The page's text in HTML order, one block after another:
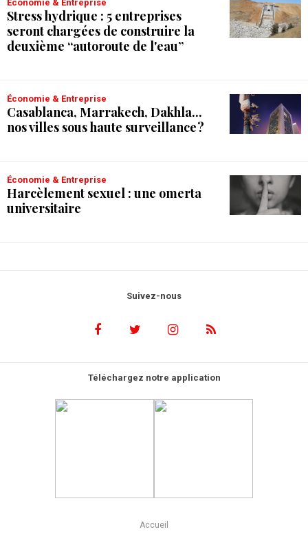
Économie & Entreprise
Stress hydrique : 5 entreprises
seront chargées de construire la
deuxième “autoroute de l'eau”
Économie & Entreprise
Casablanca, Marrakech, Dakhla...
nos villes sous haute surveillance ?
Économie & Entreprise
Harcèlement sexuel : une omerta
universitaire
Suivez-nous
Téléchargez notre application
Accueil